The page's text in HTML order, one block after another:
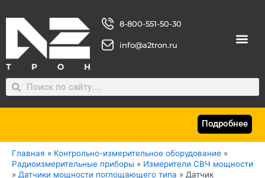
содержимому
8-800-551-50-30
info@a2tron.ru
SearchSearch
Подробнее
Главная » Контрольно-измерительное оборудование »
Радиоизмерительные приборы » Измерители СВЧ мощности
» Датчики мощности поглощающего типа » Датчик